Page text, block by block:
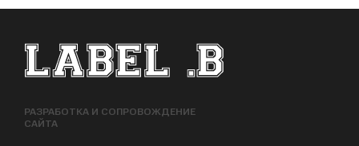
ФУТЕР САЙТА
РАЗРАБОТКА И СОПРОВОЖДЕНИЕ
САЙТА